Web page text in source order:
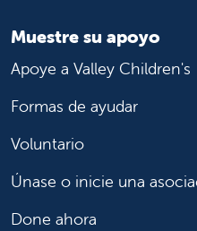
Muestre su apoyo
Apoye a Valley Children's
Formas de ayudar
Voluntario
Únase o inicie una
Done ahora